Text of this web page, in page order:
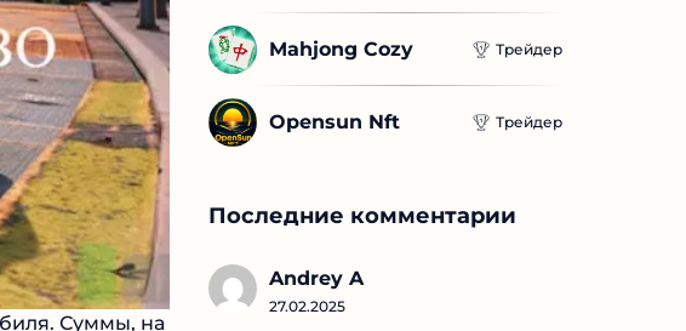
Mahjong Cozy Трейдер
Opensun Nft Трейдер
Последние комментарии
Andrey A
27.02.2025